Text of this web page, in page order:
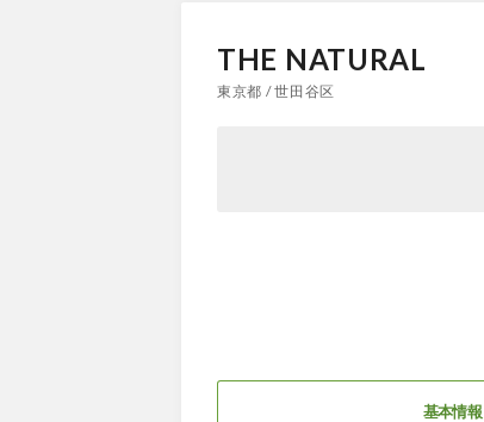
THE NATURAL
東京都 / 世田谷区
基本情報